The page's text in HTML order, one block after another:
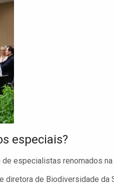
especiais?
especialistas renomados
diretora de Biodiversidade